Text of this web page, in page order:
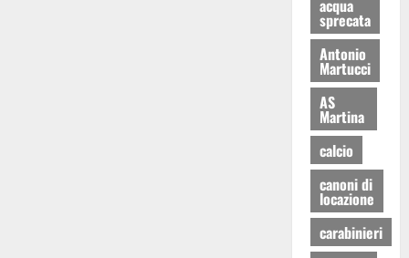
acqua
sprecata
Antonio
Martucci
AS
Martina
calcio
canoni di
locazione
carabinieri